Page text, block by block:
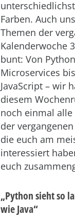
Farben. Auch
Themen der
Kalenderwoche
bunt: Von
Microservices
JavaScript – wir
diesem
noch einmal alle
der
die euch am
interessiert
euch
„Python sieht so
wie Java“